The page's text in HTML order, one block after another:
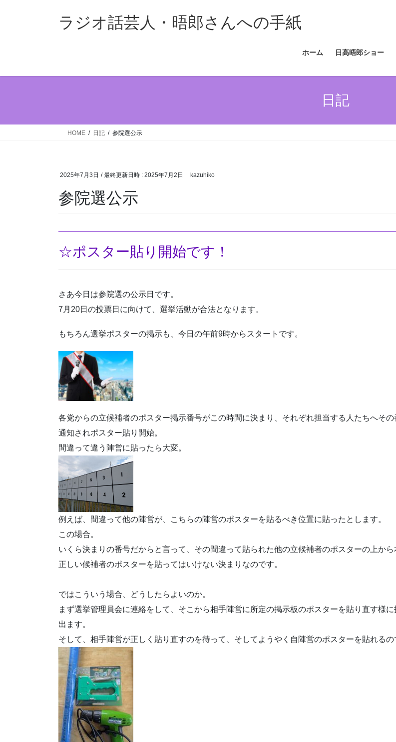
ス
ン
ラジオ話芸人・晤郎さんへの手紙
ホーム 日高晤郎ショー
日記
HOME 日記 参院選公示
2025年7月3日 / 最終更新日時 : 2025年7月2日 kazuhiko
参院選公示
☆ポスター貼り開始です！
さあ今日は参院選の公示日です。
7月20日の投票日に向けて、選挙活動が合法となります。
もちろん選挙ポスターの掲示も、今日の午前9時からスタートです。
各党からの立候補者のポスター掲示番号がこの時間に決まり、それぞれ担当する人たちへその
通知されポスター貼り開始。
間違って違う陣営に貼ったら大変。
例えば、間違って他の陣営が、こちらの陣営のポスターを貼るべき位置に貼ったとします。
この場合。
いくら決まりの番号だからと言って、その間違って貼られた他の立候補者のポスターの上から
正しい候補者のポスターを貼ってはいけない決まりなのです。
ではこういう場合、どうしたらよいのか。
まず選挙管理員会に連絡をして、そこから相手陣営に所定の掲示板のポスターを貼り直す様に
出ます。
そして、相手陣営が正しく貼り直すのを待って、そしてようやく自陣営のポスターを貼れるの